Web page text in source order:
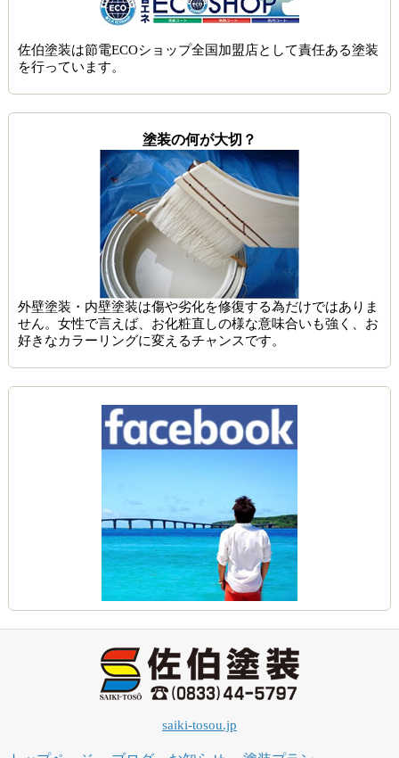
佐伯塗装は節電ECOショップ全国加盟店として責任ある塗装
を行っています。
塗装の何が大切？
外壁塗装・内壁塗装は傷や劣化を修復する為だけではありま
せん。女性で言えば、お化粧直しの様な意味合いも強く、お
好きなカラーリングに変えるチャンスです。
saiki-tosou.jp